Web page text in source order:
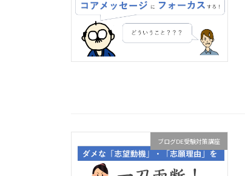
ブログDE受験対策講座